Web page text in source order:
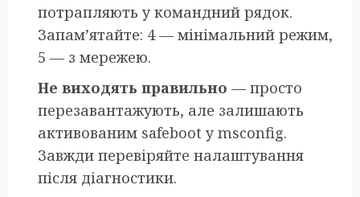
потрапляють у командний рядок.
Запам’ятайте: 4 — мінімальний режим,
5 — з мережею.
Не виходять правильно — просто
перезавантажують, але залишають
активованим safeboot у msconfig.
Завжди перевіряйте налаштування
після діагностики.